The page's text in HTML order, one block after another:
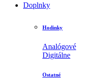
Doplnky
Hodinky
Analógové
Digitálne
Ostatné